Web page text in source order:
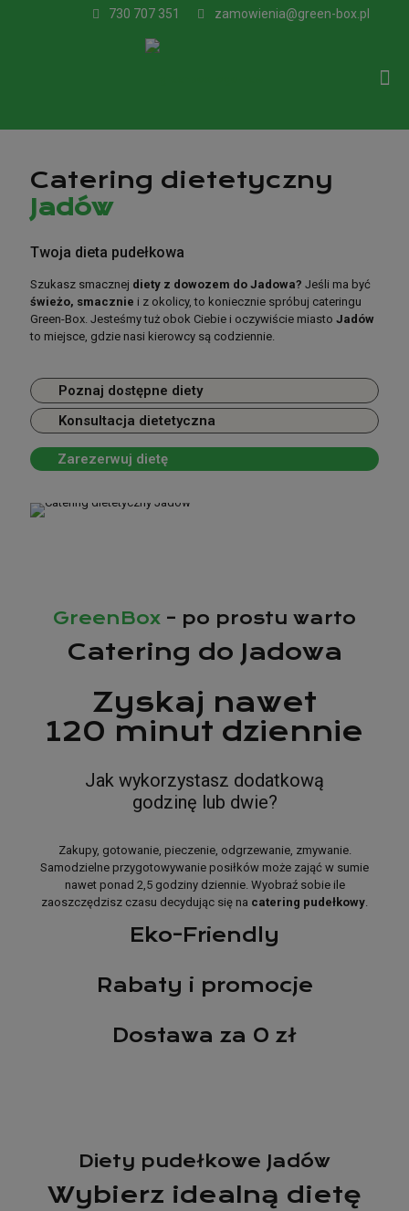
730 707 351 zamowienia@green-box.pl
Catering dietetyczny
Jadów
Bo w diecie pudełkowej liczy się jakość!
świeżo, smaczniei z okolicy, to koniecznie spróbuj cateringu
Green-Box. Jesteśmy tuż obok Ciebie i oczywiście miasto
to miejsce, gdzie nasi kierowcy są codziennie.
Poznaj dostępne diety
Catering dietetyczny
Jadów
Twoja dieta pudełkowa
Szukasz smacznej diety z dowozem do Jadowa? Jeśli ma być
świeżo, smacznie i z okolicy, to koniecznie spróbuj cateringu
Green-Box. Jesteśmy tuż obok Ciebie i oczywiście miasto Jadów
to miejsce, gdzie nasi kierowcy są codziennie.
Poznaj dostępne diety
Konsultacja dietetyczna
Zarezerwuj dietę
GreenBox – po prostu warto
Catering do Jadowa
Zyskaj nawet
120 minut dziennie
Jak wykorzystasz dodatkową
godzinę lub dwie?
Zakupy, gotowanie, pieczenie, odgrzewanie, zmywanie.
Samodzielne przygotowywanie posiłków może zająć w sumie
nawet ponad 2,5 godziny dziennie. Wyobraź sobie ile
zaoszczędzisz czasu decydując się na catering pudełkowy.
Eko-Friendly
Rabaty i promocje
Dostawa za 0 zł
Diety pudełkowe Jadów
Wybierz idealną dietę